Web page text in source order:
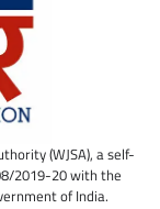
(WJSA), a self-
2019-20 with the
of India.